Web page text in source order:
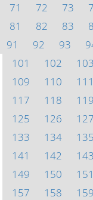
71
72 73
81
82 83
91
92 93
101
102 103
109
110 111
117
118 119
125
126 127
133
134 135
141
142 143
149
150 151
157
158 159